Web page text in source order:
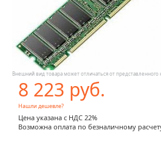
Внешний вид товара может отличаться от представленного
8 223 руб.
Нашли дешевле?
Цена указана с НДС 22%
Возможна оплата по безналичному